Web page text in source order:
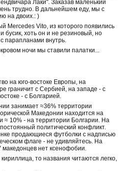
Лаки". Заказав маленький
трудно. В дальнейшем еду, мы с
на двоих.: )
Mercedes Vito, из которого появились
бусик, хоть он и не резиновый, но
парапланами внутрь.
ночи мы ставили палатки...
на юго-востоке Европы, на
граничит с Сербией, на западе - с
- с Болгарией.
занимает ≈36% территории
Македонии находится на
≈ 10% - на территории Болгарии. На
политический конфликт.
продающиеся футболки с надписью
флаге - не удивляйтесь. На
нет ксенофобии.
то названия читаются легко,